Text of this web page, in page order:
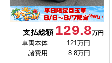
支払総額 129.8万円
車両本体
121万円
諸費用
8.8万円